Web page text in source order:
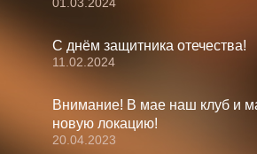
С днём защитника отечества!
11.02.2024
Внимание! В мае наш клуб и
новую локацию!
20.04.2023